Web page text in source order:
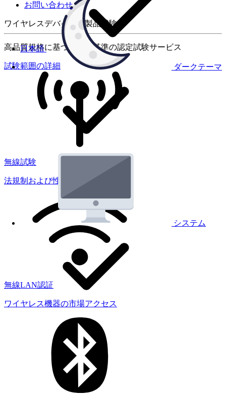
ダークテーマ
システム
日本語
お問い合わせ
ワイヤレスデバイスの製品試験
高品質規格に基づく国際基準の認定試験サービス
試験範囲の詳細
無線試験
法規制および性能試験
無線LAN認証
ワイヤレス機器の市場アクセス